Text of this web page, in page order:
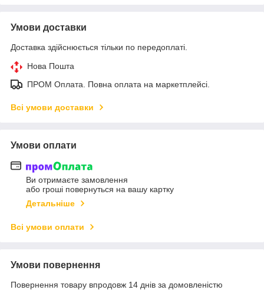
Умови доставки
Доставка здійснюється тільки по передоплаті.
Нова Пошта
ПРОМ Оплата. Повна оплата на маркетплейсі.
Всі умови доставки
Умови оплати
Ви отримаєте замовлення
або гроші повернуться на вашу картку
Детальніше
Всі умови оплати
Умови повернення
Повернення товару впродовж 14 днів за домовленістю